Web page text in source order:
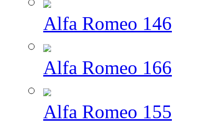
Alfa Romeo 146
Alfa Romeo 166
Alfa Romeo 155